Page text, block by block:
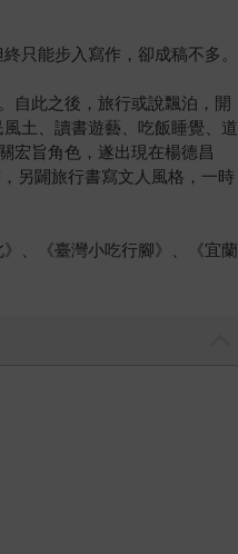
只能步入寫作，卻成稿不多。
自此之後，旅行或說飄泊，開
土、讀書遊藝、吃飯睡覺、道
宏旨角色，遂出現在楊德昌
另闢旅行書寫文人風格，一時
、《臺灣小吃行腳》、《宜蘭